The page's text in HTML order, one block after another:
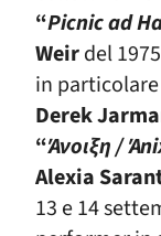
“Picnic ad
Weirdel
in
Derek
“Άνοιξη /
Alexia
13 e 14